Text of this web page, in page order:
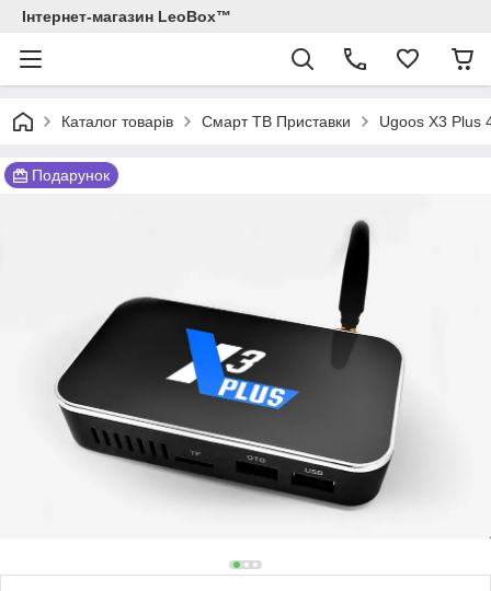
Інтернет-магазин LeoBox™
Каталог товарів Смарт ТВ Приставки Ugoos X3 Plus
Подарунок